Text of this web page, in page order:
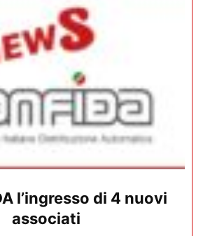
l’ingresso di 4 nuovi
associati